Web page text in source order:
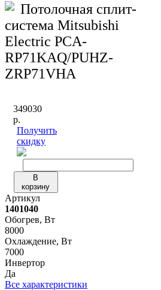
Потолочная сплит-
система Mitsubishi
Electric PCA-
RP71KAQ/PUHZ-
ZRP71VHA
349030
р.
Получить
скидку
В
корзину
Артикул
1401040
Обогрев, Вт
8000
Охлаждение, Вт
7000
Инвертор
Да
Все характеристики